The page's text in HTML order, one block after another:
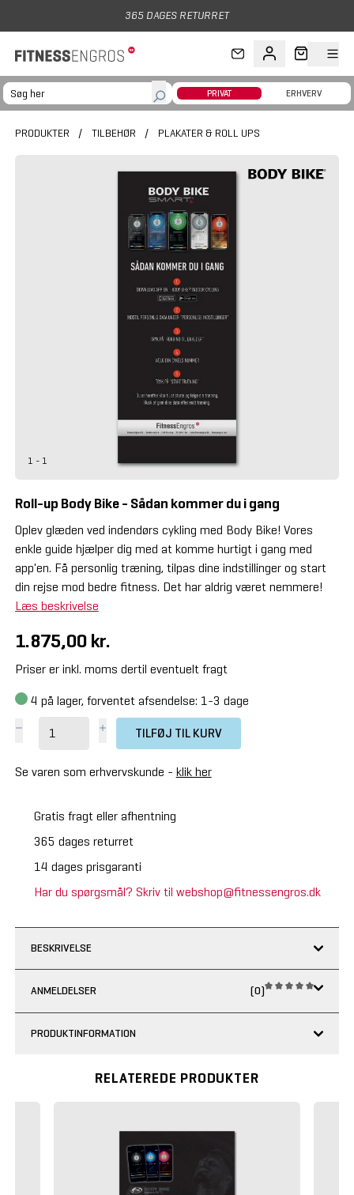
365 DAGES RETURRET
PRIVAT ERHVERV
PRODUKTER / TILBEHØR / PLAKATER & ROLL UPS
1 - 1
Roll-up Body Bike - Sådan kommer du i gang
Oplev glæden ved indendørs cykling med Body Bike! Vores
enkle guide hjælper dig med at komme hurtigt i gang med
app'en. Få personlig træning, tilpas dine indstillinger og start
din rejse mod bedre fitness. Det har aldrig været nemmere!
Læs beskrivelse
1.875,00 kr.
Priser er inkl. moms dertil eventuelt fragt
4 på lager, forventet afsendelse: 1-3 dage
TILFØJ TIL KURV
Se varen som erhvervskunde - klik her
Gratis fragt eller afhentning
365 dages returret
14 dages prisgaranti
Har du spørgsmål? Skriv til webshop@fitnessengros.dk
BESKRIVELSE
ANMELDELSER (0)
PRODUKTINFORMATION
RELATEREDE PRODUKTER